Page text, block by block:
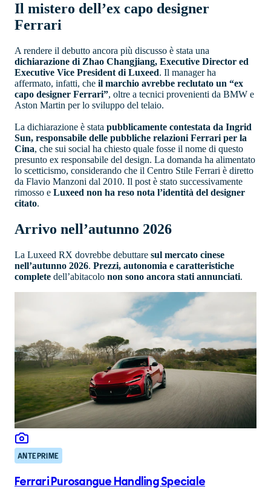
Il mistero dell’ex capo designer
Ferrari
A rendere il debutto ancora più discusso è stata una
dichiarazione di Zhao Changjiang, Executive Director ed
Executive Vice President di Luxeed. Il manager ha
affermato, infatti, che il marchio avrebbe reclutato un “ex
capo designer Ferrari”, oltre a tecnici provenienti da BMW e
Aston Martin per lo sviluppo del telaio.
La dichiarazione è stata pubblicamente contestata da Ingrid
Sun, responsabile delle pubbliche relazioni Ferrari per la
Cina, che sui social ha chiesto quale fosse il nome di questo
presunto ex responsabile del design. La domanda ha alimentato
lo scetticismo, considerando che il Centro Stile Ferrari è diretto
da Flavio Manzoni dal 2010. Il post è stato successivamente
rimosso e Luxeed non ha reso nota l’identità del designer
citato.
Arrivo nell’autunno 2026
La Luxeed RX dovrebbe debuttare sul mercato cinese
nell’autunno 2026. Prezzi, autonomia e caratteristiche
complete dell’abitacolo non sono ancora stati annunciati.
ANTEPRIME
Ferrari Purosangue Handling Speciale